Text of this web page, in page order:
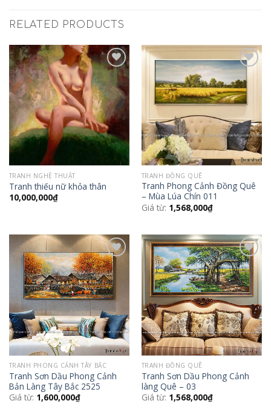
RELATED PRODUCTS
Add to
Wishlist
TRANH NGHỆ THUẬT
Tranh thiếu nữ khỏa thân
10,000,000₫
Wishlist
TRANH ĐỒNG QUÊ
Tranh Phong Cảnh Đồng Quê
– Mùa Lúa Chín 011
Giá từ: 1,568,000₫
Add to
Wishlist
TRANH PHONG CẢNH TÂY BẮC
Tranh Sơn Dầu Phong Cảnh
Bản Làng Tây Bắc 2525
Giá từ: 1,600,000₫
Add to
Wishlist
TRANH ĐỒNG QUÊ
Tranh Sơn Dầu Phong Cảnh
làng Quê – 03
Giá từ: 1,568,000₫